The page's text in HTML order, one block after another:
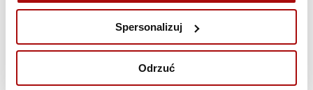
Spersonalizuj
Odrzuć
Oprócz prelegentów Sigma BIS swój udział
potwierdzili już między innymi przedstawiciele
ORLEN S.A., PZU, Viaplay Polska, Kantar, Inquiry, New
Konferencja ma charakter zamknięty- tylko dla